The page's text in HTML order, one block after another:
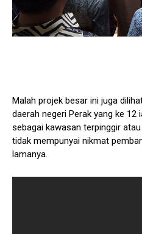
Malah projek besar ini juga
daerah negeri Perak yang ke 12
sebagai kawasan terpinggir
tidak mempunyai nikmat
lamanya.